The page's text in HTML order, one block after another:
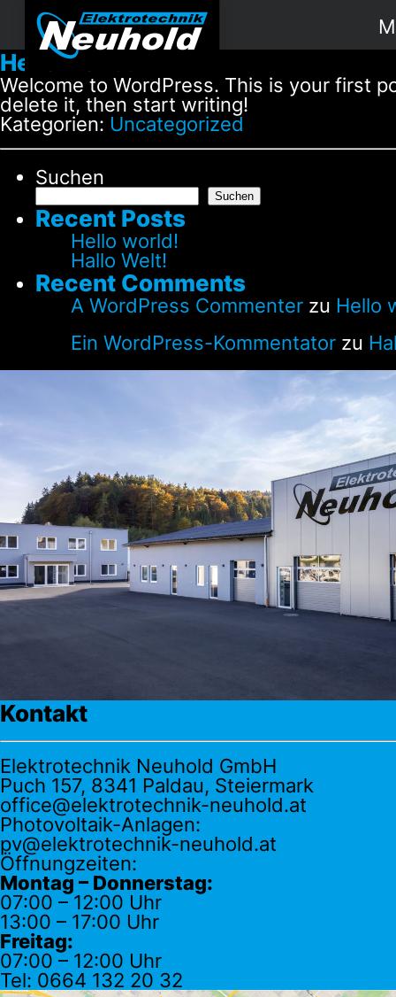
Elektrotechnik Neuhold
Hello world!
Welcome to WordPress. This is your first
delete it, then start writing!
Kategorien: Uncategorized
Suchen
Suchen
Recent Posts
Hello world!
Hallo Welt!
Recent Comments
A WordPress Commenter zu Hello
Ein WordPress-Kommentator zu
Kontakt
Elektrotechnik Neuhold GmbH
Puch 157, 8341 Paldau, Steiermark
office@elektrotechnik-neuhold.at
Photovoltaik-Anlagen:
pv@elektrotechnik-neuhold.at
Öffnungzeiten:
Montag – Donnerstag:
07:00 – 12:00 Uhr
13:00 – 17:00 Uhr
Freitag:
07:00 – 12:00 Uhr
Tel: 0664 132 20 32